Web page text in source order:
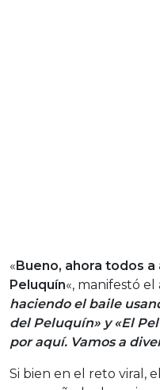
«Bueno, ahora todos
Peluquín«, manifestó el
haciendo el baile
del Peluquín» y «El
por aquí. Vamos a
Si bien en el reto viral, el